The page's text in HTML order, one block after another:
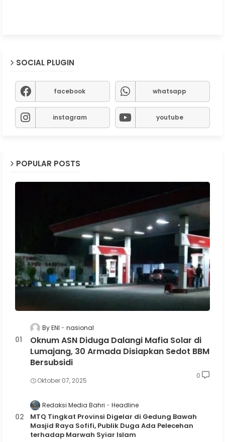
SOCIAL PLUGIN
facebook whatsapp
instagram youtube
POPULAR POSTS
By ENI nasional
Oknum ASN Diduga Dalangi Mafia Solar di
Lumajang, 30 Armada Disiapkan Sedot BBM
Bersubsidi
Oktober 07, 2025
0
Redaksi Media Bahri Headline
MTQ Tingkat Provinsi Digelar di Gedung Bawah
Masjid Raya Sofifi, Publik Duga Ada Pelecehan
terhadap Marwah Syiar Islam